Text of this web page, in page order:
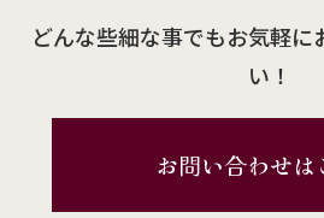
どんな些細な事でもお気軽に
い！
お問い合わせは